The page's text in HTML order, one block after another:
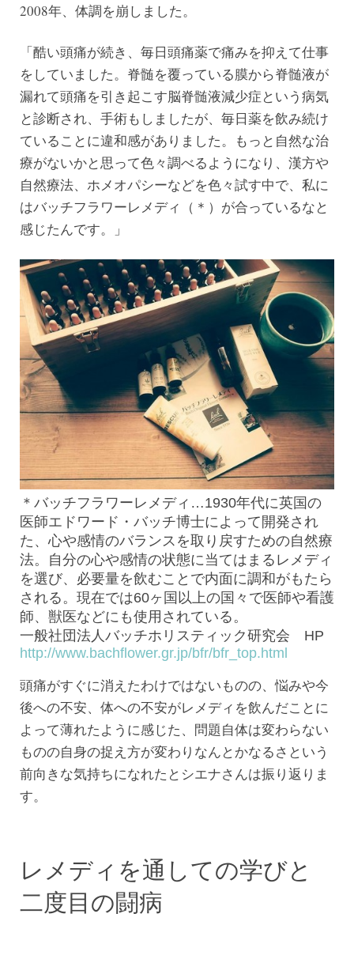
2008年、体調を崩しました。
「酷い頭痛が続き、毎日頭痛薬で痛みを抑えて仕事
をしていました。脊髄を覆っている膜から脊髄液が
漏れて頭痛を引き起こす脳脊髄液減少症という病気
と診断され、手術もしましたが、毎日薬を飲み続け
ていることに違和感がありました。もっと自然な治
療がないかと思って色々調べるようになり、漢方や
自然療法、ホメオパシーなどを色々試す中で、私に
はバッチフラワーレメディ（＊）が合っているなと
感じたんです。」
＊バッチフラワーレメディ…1930年代に英国の
医師エドワード・バッチ博士によって開発され
た、心や感情のバランスを取り戻すための自然療
法。自分の心や感情の状態に当てはまるレメディ
を選び、必要量を飲むことで内面に調和がもたら
される。現在では60ヶ国以上の国々で医師や看護
師、獣医などにも使用されている。
一般社団法人バッチホリスティック研究会 HP
http://www.bachflower.gr.jp/bfr/bfr_top.html
頭痛がすぐに消えたわけではないものの、悩みや今
後への不安、体への不安がレメディを飲んだことに
よって薄れたように感じた、問題自体は変わらない
ものの自身の捉え方が変わりなんとかなるさという
前向きな気持ちになれたとシエナさんは振り返りま
す。
レメディを通しての学びと
二度目の闘病